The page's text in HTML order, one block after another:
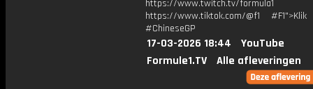
https://www.twitch.tv/formula1
https://www.tiktok.com/@f1
#ChineseGP
17-03-2026 18:44
YouTube
Formule1.TV
Alle afleveringen